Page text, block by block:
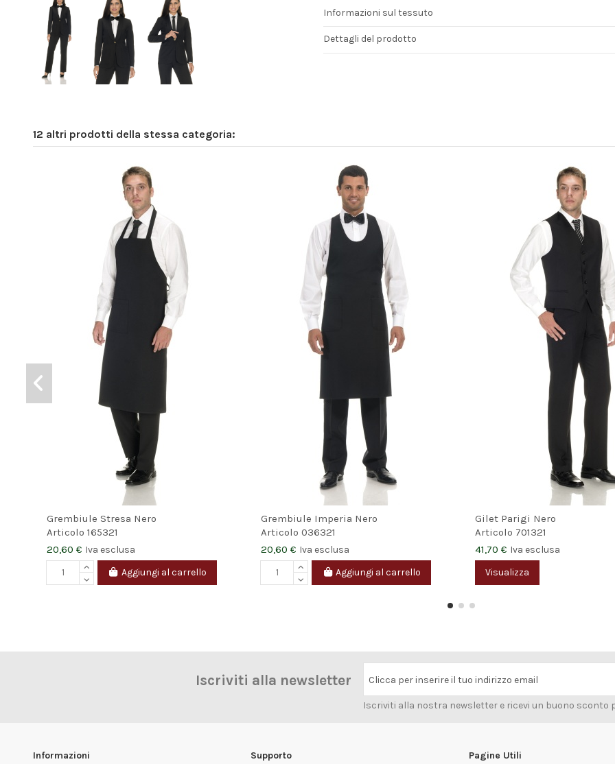
Informazioni sul tessuto
Dettagli del prodotto
12 altri prodotti della stessa categoria:
Grembiule Stresa Nero
Articolo 165321
20,60 € Iva esclusa
Aggiungi al carrello
Grembiule Imperia Nero
Articolo 036321
20,60 € Iva esclusa
Aggiungi al carrello
Gilet Parigi Nero
Articolo 701321
41,70 € Iva esclusa
Visualizza
Iscriviti alla newsletter Clicca per inserire il tuo indirizzo email
Iscriviti alla nostra newsletter e ricevi un buono sconto
Informazioni Supporto Pagine Utili